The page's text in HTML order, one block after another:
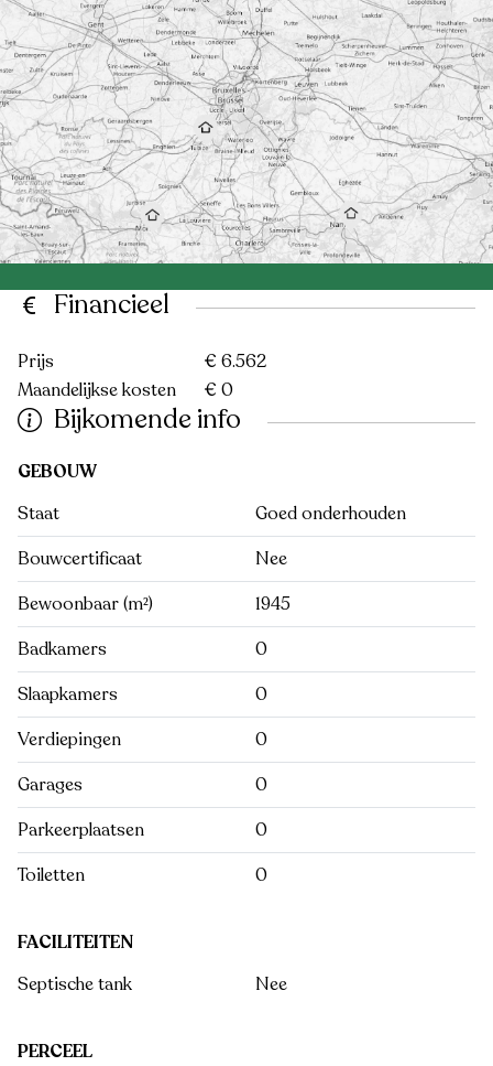
Financieel
Prijs
€ 6.562
Maandelijkse kosten
€ 0
Bijkomende info
GEBOUW
Staat
Goed onderhouden
Bouwcertificaat
Nee
Bewoonbaar (m²)
1945
Badkamers
0
Slaapkamers
0
Verdiepingen
0
Garages
0
Parkeerplaatsen
0
Toiletten
0
FACILITEITEN
Septische tank
Nee
PERCEEL